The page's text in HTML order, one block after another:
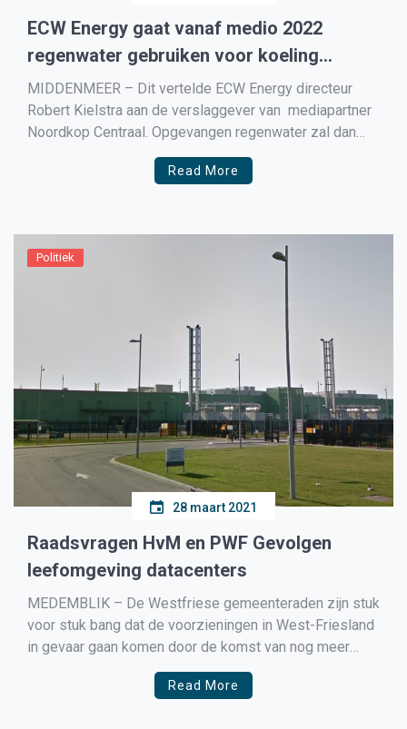
ECW Energy gaat vanaf medio 2022
regenwater gebruiken voor koeling
datacenters
MIDDENMEER – Dit vertelde ECW Energy directeur
Robert Kielstra aan de verslaggever van mediapartner
Noordkop Centraal. Opgevangen regenwater zal dan
drinkwater vervangen als koelwater voor de
datacenters. Het regenwater zal wel eerst worden
Read More
Politiek
28 maart 2021
Raadsvragen HvM en PWF Gevolgen
leefomgeving datacenters
MEDEMBLIK – De Westfriese gemeenteraden zijn stuk
voor stuk bang dat de voorzieningen in West-Friesland
in gevaar gaan komen door de komst van nog meer
datacenters op Agriport A7 in Middenmeer. In Hoorn en
Opmeer heeft de politiek al vragen gesteld aan hun
Read More